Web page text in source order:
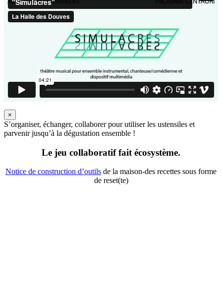
×
S’organiser, échanger, collaborer pour utiliser les ustensiles et
parvenir jusqu’à la dégustation ensemble !
Le jeu collaboratif fait écosystème.
Notice de construction d’outils de la maison-des recettes sous forme
de reset(te)